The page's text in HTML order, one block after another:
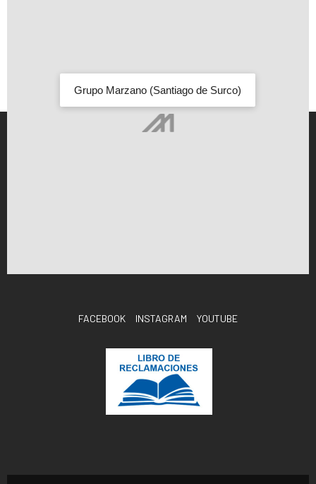
Grupo Marzano (Santiago de Surco)
FACEBOOK INSTAGRAM YOUTUBE